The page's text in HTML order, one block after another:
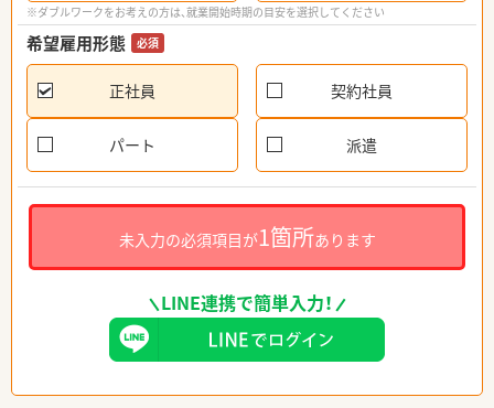
※ダブルワークをお考えの方は、就業開始時期の目安を選択してください
希望雇用形態 必須
正社員 契約社員
パート 派遣
未入力の必須項目が1箇所あります
LINE連携で簡単入力！